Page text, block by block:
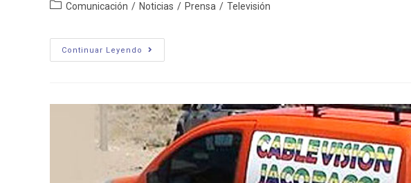
Categoría
entrada:
Comunicación / Noticias / Prensa / Televisión
Continuar Leyendo
Canal
10